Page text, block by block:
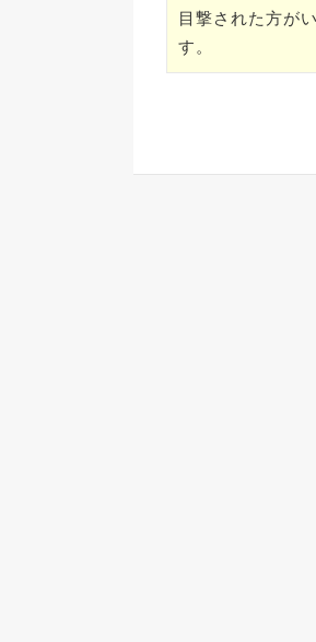
目撃された方が
す。